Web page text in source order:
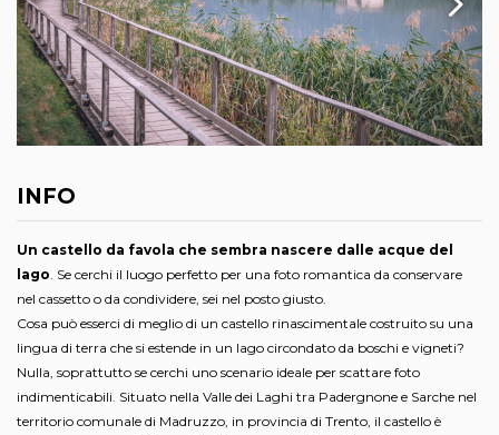
INFO
Un castello da favola che sembra nascere dalle acque del
lago . Se cerchi il luogo perfetto per una foto romantica da conservare
nel cassetto o da condividere, sei nel posto giusto.
Cosa può esserci di meglio di un castello rinascimentale costruito su una
lingua di terra che si estende in un lago circondato da boschi e vigneti?
Nulla, soprattutto se cerchi uno scenario ideale per scattare foto
indimenticabili. Situato nella Valle dei Laghi tra Padergnone e Sarche nel
territorio comunale di Madruzzo, in provincia di Trento, il castello è